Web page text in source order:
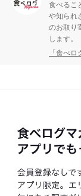
食べるこ
や知られ
のお取り
します。
「食べ